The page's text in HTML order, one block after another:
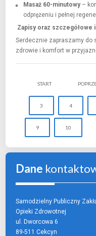
Masaż 60-minutowy–
odprężeniu i pełnej
Zapisy oraz szczegółowe
Serdecznie zapraszamy do
zdrowie i komfort w
START
3 4
9 10
Dane
Samodzielny Publiczny
Opieki Zdrowotnej
ul. Dworcowa 6
89-511 Cekcyn